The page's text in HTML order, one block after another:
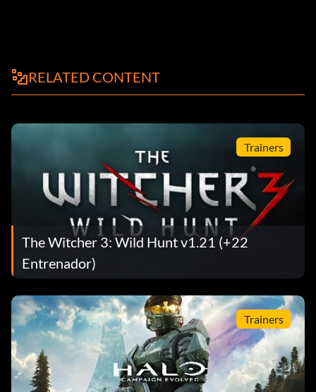
RELATED CONTENT
Trainers
The Witcher 3: Wild Hunt v1.21 (+22
Entrenador)
Trainers